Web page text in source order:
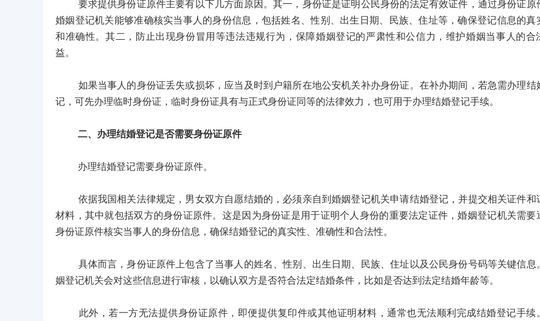
要求提供身份证原件主要有以下几方面原因。其一，身份证是证明公民身份的法定有效证件，通过身份证原
婚姻登记机关能够准确核实当事人的身份信息，包括姓名、性别、出生日期、民族、住址等，确保登记信息的真
和准确性。其二，防止出现身份冒用等违法违规行为，保障婚姻登记的严肃性和公信力，维护婚姻当事人的合
益。
如果当事人的身份证丢失或损坏，应当及时到户籍所在地公安机关补办身份证。在补办期间，若急需办理结
记，可先办理临时身份证，临时身份证具有与正式身份证同等的法律效力，也可用于办理结婚登记手续。
二、办理结婚登记是否需要身份证原件
办理结婚登记需要身份证原件。
依据我国相关法律规定，男女双方自愿结婚的，必须亲自到婚姻登记机关申请结婚登记，并提交相关证件和
材料，其中就包括双方的身份证原件。这是因为身份证是用于证明个人身份的重要法定证件，婚姻登记机关需要
身份证原件核实当事人的身份信息，确保结婚登记的真实性、准确性和合法性。
具体而言，身份证原件上包含了当事人的姓名、性别、出生日期、民族、住址以及公民身份号码等关键信息
姻登记机关会对这些信息进行审核，以确认双方是否符合法定结婚条件，比如是否达到法定结婚年龄等。
此外，若一方无法提供身份证原件，即便提供复印件或其他证明材料，通常也无法顺利完成结婚登记手续